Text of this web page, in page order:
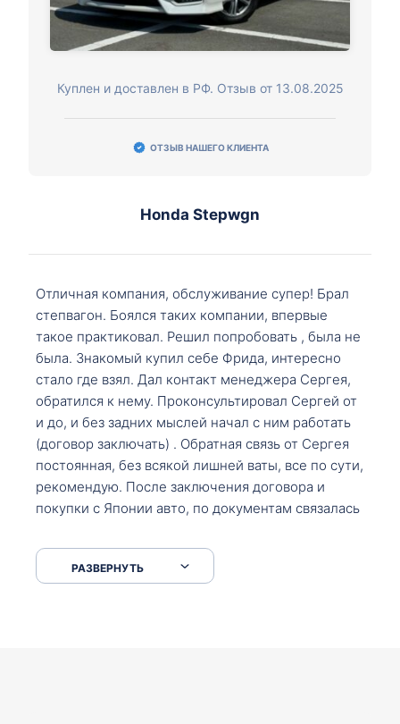
Куплен и доставлен в РФ. Отзыв от 13.08.2025
ОТЗЫВ НАШЕГО КЛИЕНТА
Honda Stepwgn
Отличная компания, обслуживание супер! Брал
степвагон. Боялся таких компании, впервые
такое практиковал. Решил попробовать , была не
была. Знакомый купил себе Фрида, интересно
стало где взял. Дал контакт менеджера Сергея,
обратился к нему. Проконсультировал Сергей от
и до, и без задних мыслей начал с ним работать
(договор заключать) . Обратная связь от Сергея
постоянная, без всякой лишней ваты, все по сути,
рекомендую. После заключения договора и
покупки с Японии авто, по документам связалась
что заполнить, куда зайти, образцы и т.д. После
приехал за авто. Меня тепло встретили Сергей с
РАЗВЕРНУТЬ